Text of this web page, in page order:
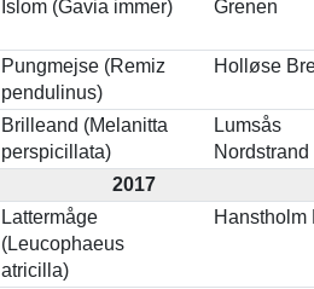
Islom (Gavia immer) Grenen
Pungmejse (Remiz
pendulinus)
Holløse
Brilleand (Melanitta
perspicillata)
Lumsås
Nordstrand
2017
Lattermåge
(Leucophaeus
atricilla)
Hanstholm